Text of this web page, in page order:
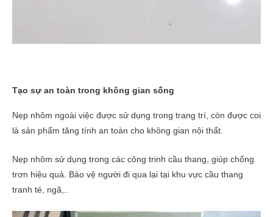
Tạo sự an toàn trong không gian sống
Nẹp nhôm ngoài việc được sử dụng trong trang trí, còn được coi
là sản phẩm tăng tính an toàn cho không gian nội thất.
Nẹp nhôm sử dụng trong các công trinh cầu thang, giúp chống
trơn hiệu quả. Bảo vệ người đi qua lại tại khu vực cầu thang
tranh té, ngã,..